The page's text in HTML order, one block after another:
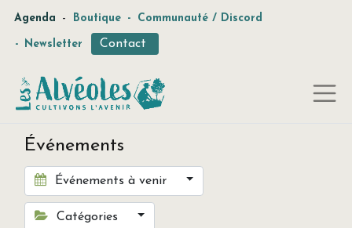
Agenda - Boutique - Communauté / Discord
- Newsletter Contact
Événements
Événements à venir
Catégories